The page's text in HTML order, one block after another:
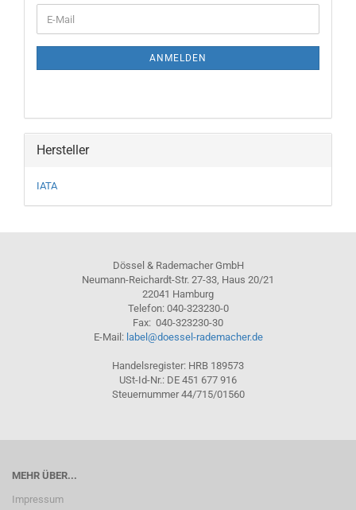
ZUR
E-
Mail
ANMELDEN
Hersteller
IATA
Dössel & Rademacher GmbH
Neumann-Reichardt-Str. 27-33, Haus 20/21
22041 Hamburg
Telefon: 040-323230-0
Fax: 040-323230-30
E-Mail: label@doessel-rademacher.de
Handelsregister: HRB 189573
USt-Id-Nr.: DE 451 677 916
Steuernummer 44/715/01560
MEHR ÜBER...
Impressum